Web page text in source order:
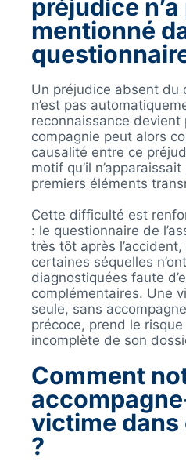
préjudice
mentionné
Un préjudice absent du
n’est pas
reconnaissance
compagnie peut alors
causalité entre ce
motif qu’il
premiers éléments
Cette difficulté est
: le questionnaire de
très tôt après
certaines séquelles
diagnostiquées faute
complémentaires. Une
seule, sans
précoce, prend le
incomplète de son
Comment
victime dans
?